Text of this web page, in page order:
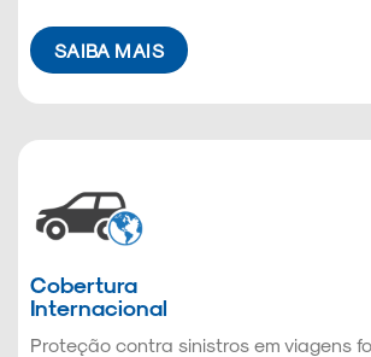
SAIBA MAIS
Cobertura
Internacional
Proteção contra sinistros em viagens